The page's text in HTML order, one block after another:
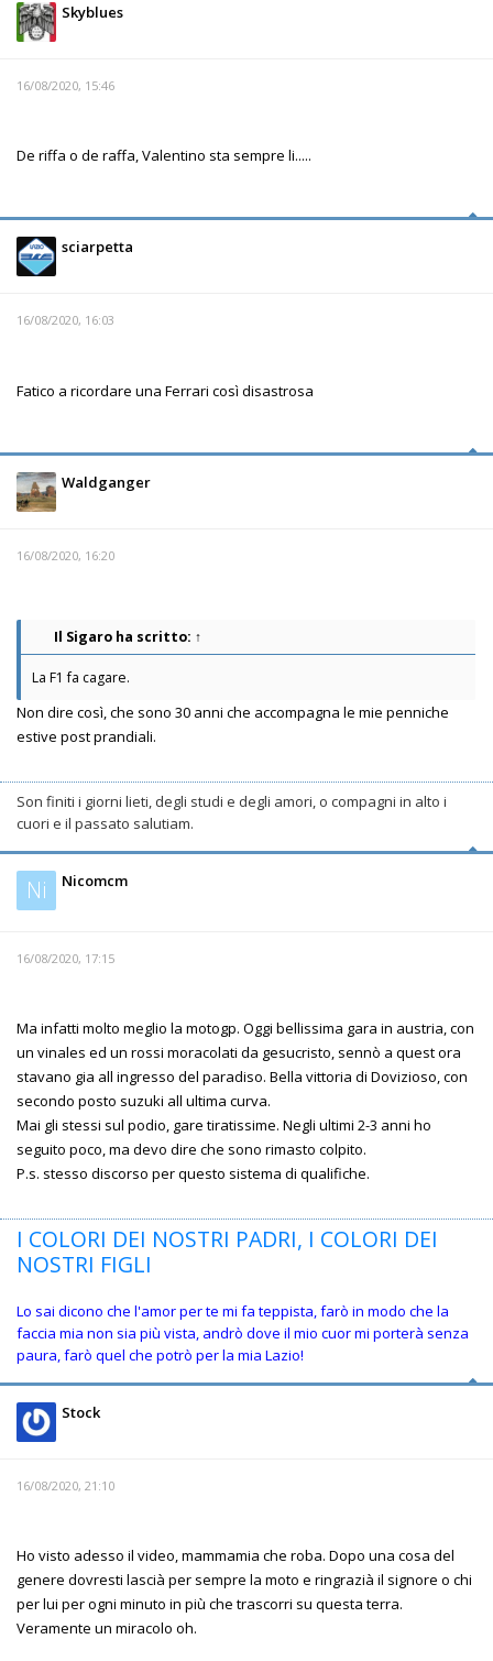
Skyblues
16/08/2020, 15:46
De riffa o de raffa, Valentino sta sempre li.....
sciarpetta
16/08/2020, 16:03
Fatico a ricordare una Ferrari così disastrosa
Waldganger
16/08/2020, 16:20
Il Sigaro ha scritto: ↑
La F1 fa cagare.
Non dire così, che sono 30 anni che accompagna le mie penniche
estive post prandiali.
Son finiti i giorni lieti, degli studi e degli amori, o compagni in alto i
cuori e il passato salutiam.
Ni Nicomcm
16/08/2020, 17:15
Ma infatti molto meglio la motogp. Oggi bellissima gara in austria, con
un vinales ed un rossi moracolati da gesucristo, sennò a quest ora
stavano gia all ingresso del paradiso. Bella vittoria di Dovizioso, con
secondo posto suzuki all ultima curva.
Mai gli stessi sul podio, gare tiratissime. Negli ultimi 2-3 anni ho
seguito poco, ma devo dire che sono rimasto colpito.
P.s. stesso discorso per questo sistema di qualifiche.
I COLORI DEI NOSTRI PADRI, I COLORI DEI
NOSTRI FIGLI
Lo sai dicono che l'amor per te mi fa teppista, farò in modo che la
faccia mia non sia più vista, andrò dove il mio cuor mi porterà senza
paura, farò quel che potrò per la mia Lazio!
Stock
16/08/2020, 21:10
Ho visto adesso il video, mammamia che roba. Dopo una cosa del
genere dovresti lascià per sempre la moto e ringrazià il signore o chi
per lui per ogni minuto in più che trascorri su questa terra.
Veramente un miracolo oh.